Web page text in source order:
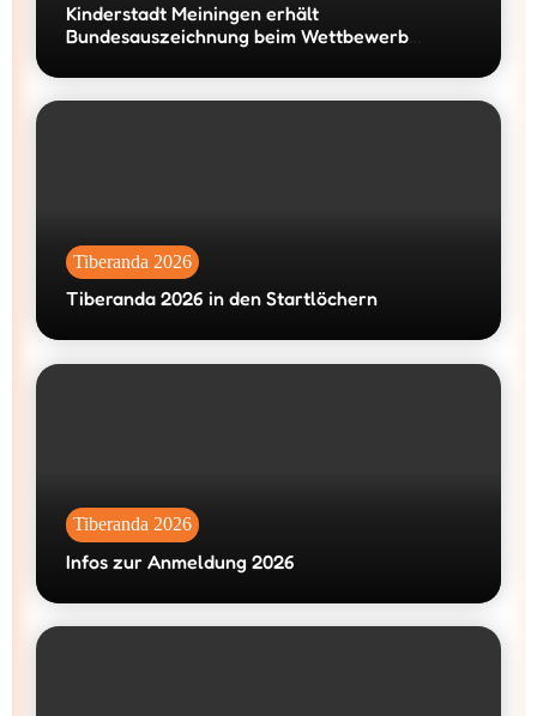
Kinderstadt Meiningen erhält
Bundesauszeichnung beim Wettbewerb
Tiberanda 2026
Tiberanda 2026 in den Startlöchern
Tiberanda 2026
Infos zur Anmeldung 2026